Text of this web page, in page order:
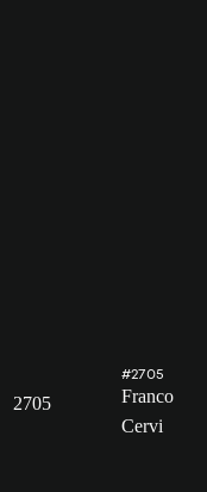
2705
#2705
Franco
Cervi